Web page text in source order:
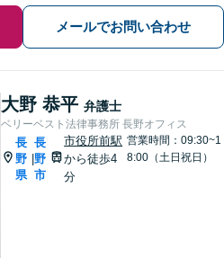
メールでお問い合わせ
大野 恭平 弁護士
ベリーベスト法律事務所 長野オフィス
長
野
県
長
野
市
市役所前駅
から徒歩4
分
営業時間：09:30~1
8:00（土日祝日）